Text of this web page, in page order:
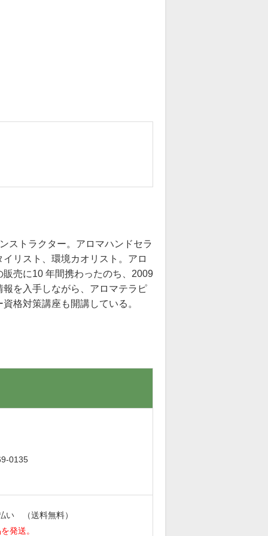
ストラクター。アロマハンドセラ
リスト、環境カオリスト。アロ
売に10 年間携わったのち、2009
を入手しながら、アロマテラピ
格対策講座も開講している。
0135
い （送料無料）
発送。